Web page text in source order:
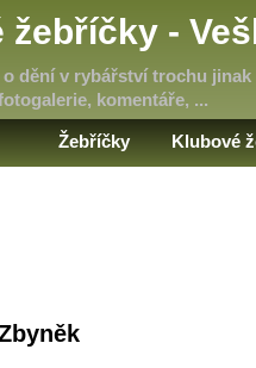
žebříčky -
dění v rybářství trochu jinak
komentáře, ...
Žebříčky Klubové